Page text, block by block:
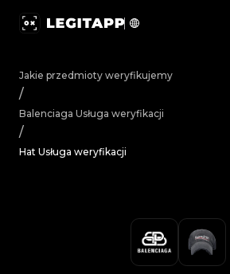
Jakie przedmioty weryfikujemy
/
Balenciaga Usługa weryfikacji
/
Hat Usługa weryfikacji